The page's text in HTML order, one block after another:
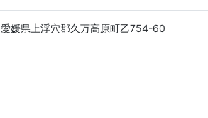
愛媛県上浮穴郡久万高原町乙754-60